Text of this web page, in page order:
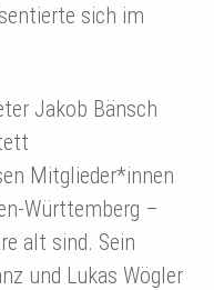
sich im
Jakob Bänsch
Mitglieder*innen
Württemberg –
alt sind. Sein
und Lukas Wögler